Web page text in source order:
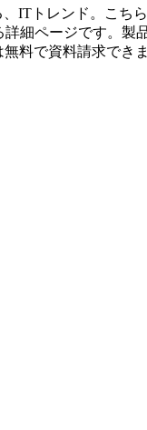
ITトレンド。こちら
詳細ページです。製
料で資料請求できま